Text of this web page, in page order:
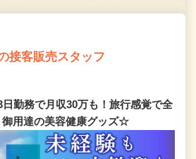
接客販売スタッフ
勤務で月収30万も！旅行感覚で全
御用達の美容健康グッズ☆